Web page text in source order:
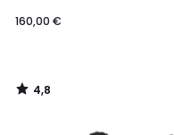
160,00 €
4,8
/